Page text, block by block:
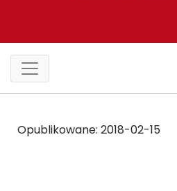
Opublikowane: 2018-02-15